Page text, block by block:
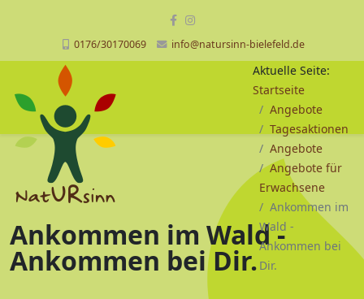
0176/30170069 info@natursinn-bielefeld.de
Aktuelle Seite:
Startseite
Angebote
Tagesaktionen
Angebote
Angebote für
Erwachsene
Ankommen im
Wald -
Ankommen bei
Dir.
Ankommen im Wald -
Ankommen bei Dir.